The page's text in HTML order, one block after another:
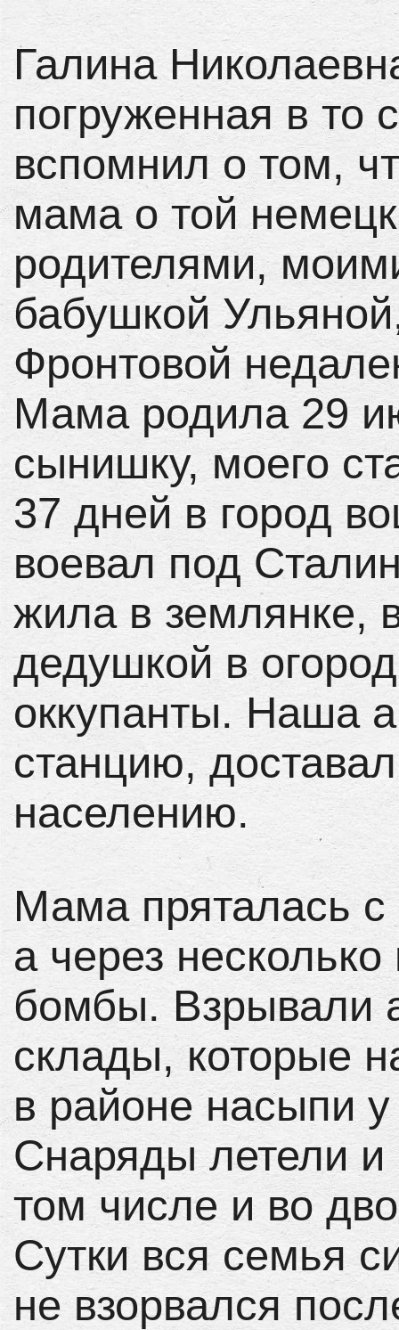
Галина
погруженная в то
вспомнил о том,
мама о той
родителями,
бабушкой
Фронтовой
Мама родила 29
сынишку, моего
37 дней в город
воевал под
жила в землянке,
дедушкой в
оккупанты. Наша
станцию,
населению.
Мама пряталась
а через
бомбы. Взрывали
склады, которые
в районе насыпи у
Снаряды летели и
том числе и во
Сутки вся семья
не взорвался